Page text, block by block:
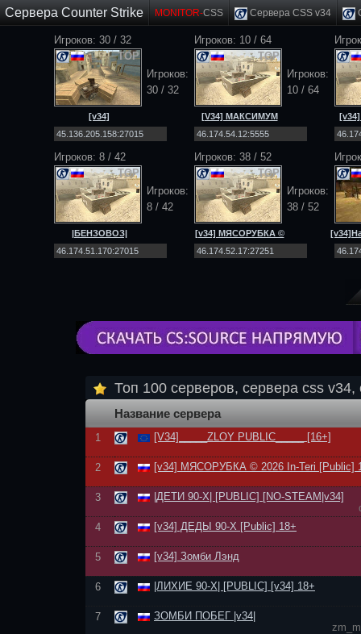
Сервера Counter Strike MONITOR-CSS Сервера CSS v34
Игроков: 30 / 32
TOP
Игроков:
30 / 32
[v34]
EXODUS_PROJECT
|PUBLIC|MULTIMOD|
Игроков: 10 / 64
TOP
Игроков:
10 / 64
[V34] МАКСИМУМ
[Public] 18+
Игроков: 8 / 42
TOP
Игроков:
8 / 42
|БЕНЗОВОЗ|
[DEATHMATCH] [NO-
STEAM|v34]
Игроков: 38 / 52
TOP
Игроков:
38 / 52
[v34] МЯСОРУБКА ©
2026 In-Teri [Public]
18+
Топ 100 серверов, сервера css v34,
Название сервера
1 [V34]_____ZLOY PUBLIC_____ [16+]
2 [v34] МЯСОРУБКА © 2026 In-Teri [Public]
3
|ДЕТИ 90-Х| [PUBLIC] [NO-STEAM|v34]
4
[v34] ДЕДЫ 90-Х [Public] 18+
5 [v34] Зомби Лэнд
6 |ЛИХИЕ 90-Х| [PUBLIC] [v34] 18+
7
ЗОМБИ ПОБЕГ |v34|